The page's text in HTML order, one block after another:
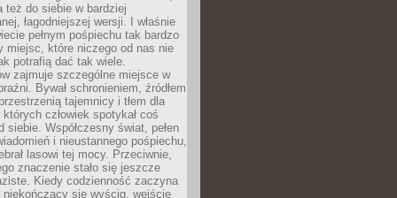
też do siebie w bardziej
łagodniejszej wersji. I właśnie
pełnym pośpiechu tak bardzo
miejsc, które niczego od nas nie
potrafią dać tak wiele.
zajmuje szczególne miejsce w
Bywał schronieniem, źródłem
tajemnicy i tłem dla
człowiek spotykał coś
siebie. Współczesny świat, pełen
i nieustannego pośpiechu,
lasowi tej mocy. Przeciwnie,
znaczenie stało się jeszcze
Kiedy codzienność zaczyna
niekończący się wyścig, wejście